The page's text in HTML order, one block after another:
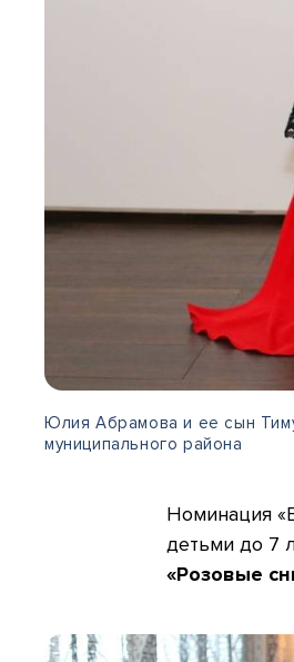
Юлия Абрамова и ее сын
муниципального района
Номинация
детьми до 7
«Розовые